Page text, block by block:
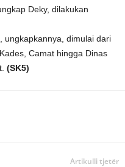
Deky, dilakukan
ungkapkannya, dimulai dari
Camat hingga Dinas
(SK5)
Artikulli tjetër